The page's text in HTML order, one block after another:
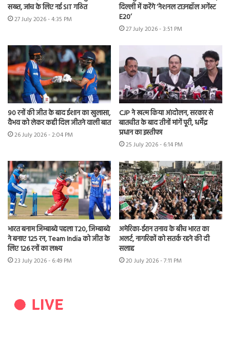
सख्त, जांच के लिए नई SIT गठित
27 July 2026 - 4:35 PM
दिल्ली में करेंगे ‘नेशनल टाउनहॉल अगेंस्ट
E20’
27 July 2026 - 3:51 PM
90 रनों की जीत के बाद ईशान का खुलासा,
वैभव को लेकर कही दिल जीतने वाली बात
26 July 2026 - 2:04 PM
CJP ने खत्म किया आंदोलन, सरकार से
बातचीत के बाद तीनों मांगें पूरी, धर्मेंद्र
प्रधान का इस्तीफा
25 July 2026 - 6:14 PM
भारत बनाम जिम्बाब्वे पहला T20, जिम्बाब्वे
ने बनाए 125 रन, Team India को जीत के
लिए 126 रनों का लक्ष्य
23 July 2026 - 6:49 PM
अमेरिका-ईरान तनाव के बीच भारत का
अलर्ट, नागरिकों को सतर्क रहने की दी
सलाह
20 July 2026 - 7:11 PM